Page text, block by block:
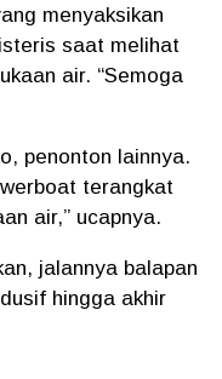
menyaksikan
saat melihat
air. “Semoga
penonton lainnya.
terangkat
air,” ucapnya.
jalannya balapan
hingga akhir